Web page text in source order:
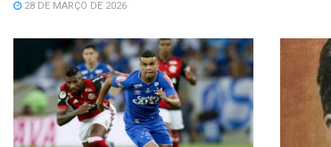
28 DE MARÇO DE 2026